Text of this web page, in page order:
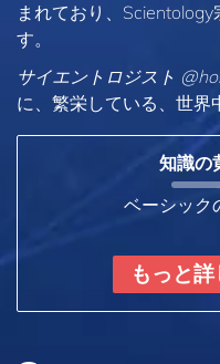
まれており、
す。
サイエントロジスト
に、繁栄している、世界
知識の
ベーシック
もっと